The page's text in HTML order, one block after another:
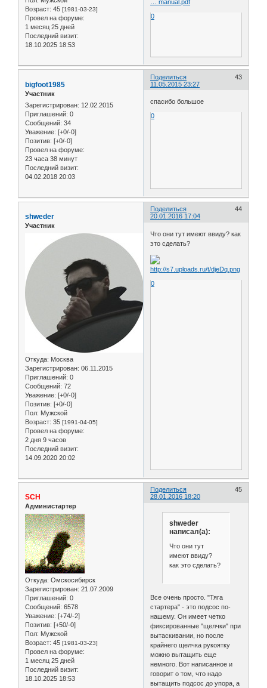
Возраст: 45 [1981-03-23]
Провел на форуме:
1 месяц 25 дней
Последний визит:
18.10.2025 18:53
… manual.pdf
0
Поделиться
43
11.05.2015 23:27
bigfoot1985
Участник
Зарегистрирован: 12.02.2015
Приглашений: 0
Сообщений: 34
Уважение: [+0/-0]
Позитив: [+0/-0]
Провел на форуме:
23 часа 38 минут
Последний визит:
04.02.2018 20:03
спасибо большое
0
Поделиться
44
20.01.2016 17:04
shweder
Участник
Откуда: Москва
Зарегистрирован: 06.11.2015
Приглашений: 0
Сообщений: 72
Уважение: [+0/-0]
Позитив: [+0/-0]
Пол: Мужской
Возраст: 35 [1991-04-05]
Провел на форуме:
2 дня 9 часов
Последний визит:
14.09.2020 20:02
Что они тут имеют ввиду? как
это сделать?
0
Поделиться
45
28.01.2016 18:20
SCH
Администартер
Откуда: Омскосибирск
Зарегистрирован: 21.07.2009
Приглашений: 0
Сообщений: 6578
Уважение: [+74/-2]
Позитив: [+50/-0]
Пол: Мужской
Возраст: 45 [1981-03-23]
Провел на форуме:
1 месяц 25 дней
Последний визит:
18.10.2025 18:53
shweder
написал(а):
Что они тут
имеют ввиду?
как это сделать?
Все очень просто. "Тяга
стартера" - это подсос по-
нашему. Он имеет четко
фиксированные "щелчки" при
вытаскивании, но после
крайнего щелчка рукоятку
можно вытащить еще
немного. Вот написанное и
говорит о том, что надо
вытащить подсос до упора, а